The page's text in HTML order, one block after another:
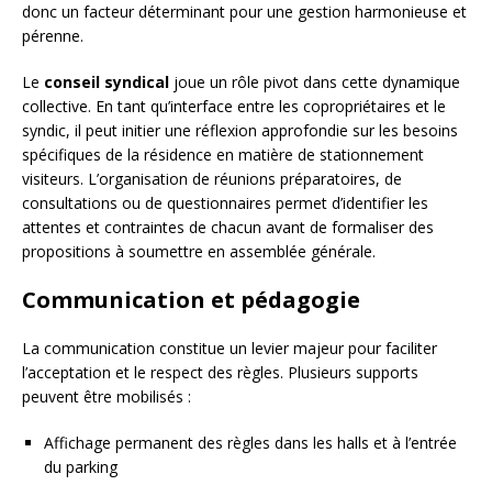
donc un facteur déterminant pour une gestion harmonieuse et
pérenne.
Le conseil syndical joue un rôle pivot dans cette dynamique
collective. En tant qu’interface entre les copropriétaires et le
syndic, il peut initier une réflexion approfondie sur les besoins
spécifiques de la résidence en matière de stationnement
visiteurs. L’organisation de réunions préparatoires, de
consultations ou de questionnaires permet d’identifier les
attentes et contraintes de chacun avant de formaliser des
propositions à soumettre en assemblée générale.
Communication et pédagogie
La communication constitue un levier majeur pour faciliter
l’acceptation et le respect des règles. Plusieurs supports
peuvent être mobilisés :
Affichage permanent des règles dans les halls et à l’entrée
du parking